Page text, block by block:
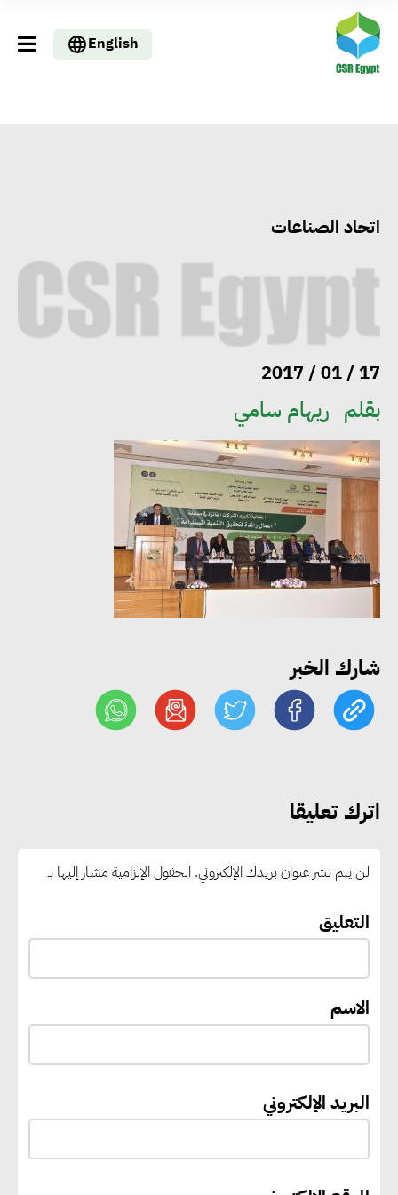
English
اتحاد الصناعات
17 / 01 / 2017
بقلم ريهام سامي
شارك الخبر
اترك تعليقا
لن يتم نشر عنوان بريدك الإلكتروني. الحقول الإلزامية مشار إليها بـ
التعليق
الاسم
البريد الإلكتروني
وزيرا التخطيط والبترول يبحثان
والاستثمارات ضمن خطة التنمية
الاقتصادية لعام 2026/2027
خلال يوليو.. إنقاذ كبار بلا مأوى ولم
شمل مواطن بأسرته وحماية سيدة
مسنة
«التضامن» تطلق مبادرة «بكرة
المدرسة.. الخير في مصر» لتوفير
مصر والبرازيل تبحثان تعزيز
لمدينتي المنيا ويوسف الصديق
لتعزيز التنمية العمرانية وضبط
إيفل تستثمر ما يصل إلى 130
“بي إس آر” في مشروعات الطاقة